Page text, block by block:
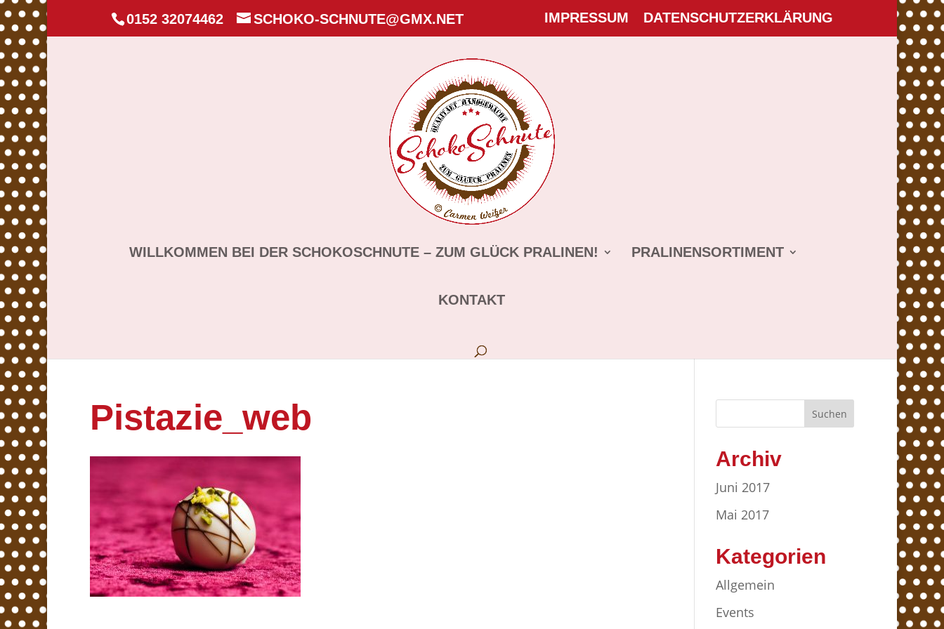
0152 32074462 SCHOKO-SCHNUTE@GMX.NET IMPRESSUM DATENSCHUTZERKLÄRUNG
WILLKOMMEN BEI DER SCHOKOSCHNUTE – ZUM GLÜCK PRALINEN! PRALINENSORTIMENT
KONTAKT
Pistazie_web
Archiv
Juni 2017
Mai 2017
Kategorien
Allgemein
Events